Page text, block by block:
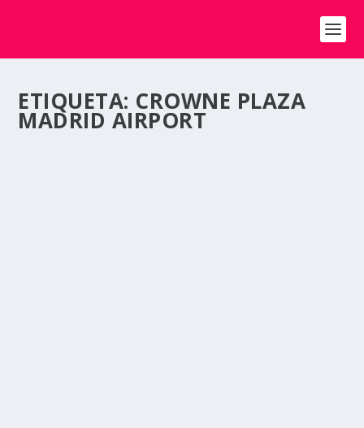
ETIQUETA: CROWNE PLAZA
MADRID AIRPORT